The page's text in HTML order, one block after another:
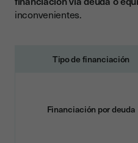
inconvenientes.
Tipo de financiación
Financiación por deuda